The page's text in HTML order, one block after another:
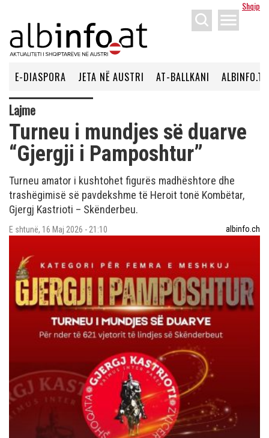
Shqip
menu
E-DIASPORA JETA NË AUSTRI AT-BALLKANI ALBINFO.TV
Lajme
Turneu i mundjes së duarve
“Gjergji i Pamposhtur”
Turneu amator i kushtohet figurës madhështore dhe
trashëgimisë së pavdekshme të Heroit tonë Kombëtar,
Gjergj Kastrioti – Skënderbeu.
E shtunë, 16 Maj 2026 - 21:10 albinfo.ch